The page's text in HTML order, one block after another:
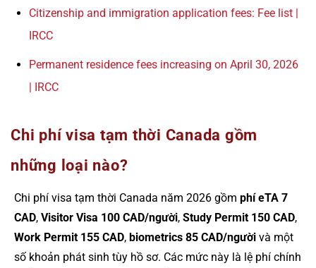
Citizenship and immigration application fees: Fee list |
IRCC
Permanent residence fees increasing on April 30, 2026
| IRCC
Chi phí visa tạm thời Canada gồm
những loại nào?
Chi phí visa tạm thời Canada năm 2026 gồm phí eTA 7
CAD, Visitor Visa 100 CAD/người, Study Permit 150 CAD,
Work Permit 155 CAD, biometrics 85 CAD/người và một
số khoản phát sinh tùy hồ sơ. Các mức này là lệ phí chính